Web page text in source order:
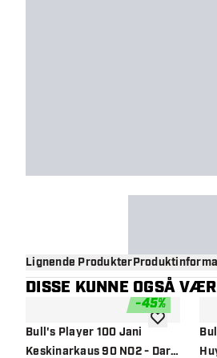
Lignende Produkter
DISSE KUNNE OGSÅ
-45%
Bull's Player 100 Jani
Keskinarkaus 90 NO2 - Dart
tilføje til